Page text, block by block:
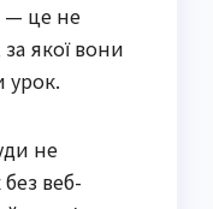
— це не
за якої вони
урок.
не
веб-